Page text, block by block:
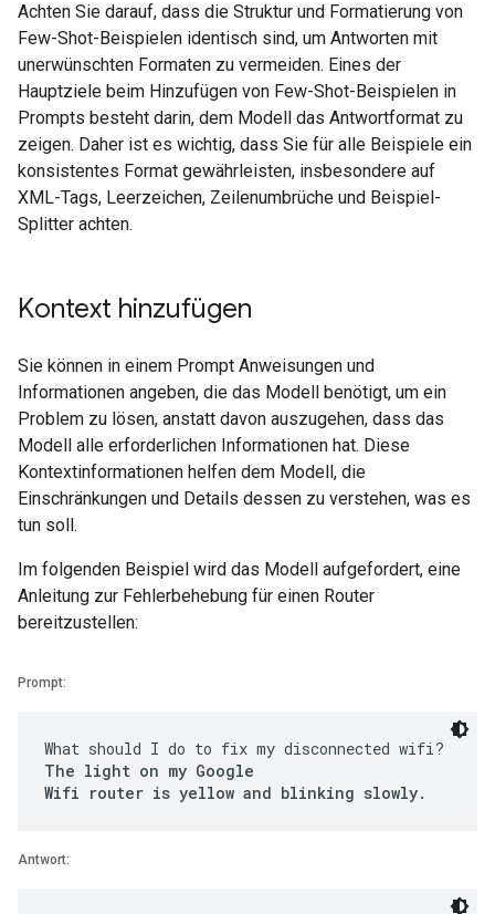
Achten Sie darauf, dass die Struktur und Formatierung von
Few-Shot-Beispielen identisch sind, um Antworten mit
unerwünschten Formaten zu vermeiden. Eines der
Hauptziele beim Hinzufügen von Few-Shot-Beispielen in
Prompts besteht darin, dem Modell das Antwortformat zu
zeigen. Daher ist es wichtig, dass Sie für alle Beispiele ein
konsistentes Format gewährleisten, insbesondere auf
XML-Tags, Leerzeichen, Zeilenumbrüche und Beispiel-
Splitter achten.
Kontext hinzufügen
Sie können in einem Prompt Anweisungen und
Informationen angeben, die das Modell benötigt, um ein
Problem zu lösen, anstatt davon auszugehen, dass das
Modell alle erforderlichen Informationen hat. Diese
Kontextinformationen helfen dem Modell, die
Einschränkungen und Details dessen zu verstehen, was es
tun soll.
Im folgenden Beispiel wird das Modell aufgefordert, eine
Anleitung zur Fehlerbehebung für einen Router
bereitzustellen:
Prompt:
What should I do to fix my disconnected wifi?
The light on my Google
Wifi router is yellow and blinking slowly.
Antwort: